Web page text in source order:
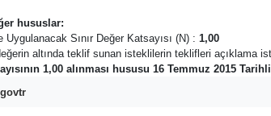
hususlar:
Uygulanacak Sınır Değer Katsayısı (N) : 1,00
altında teklif sunan isteklilerin teklifleri açıklama
1,00 alınması hususu 16 Temmuz 2015